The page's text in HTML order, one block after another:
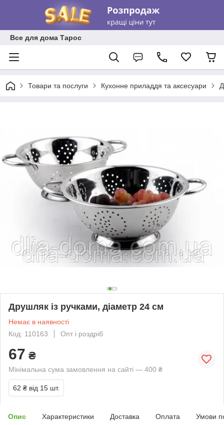
Все для дома Тарос
Товари та послуги Кухонне приладдя та аксесуари
Друшляк із ручками, діаметр 24 см
Немає в наявності
Код: 110163
Опт і роздріб
67 ₴
Мінімальна сума замовлення на сайті — 400 ₴
62 ₴ від 15 шт.
Опис Характеристики Доставка Оплата Умови